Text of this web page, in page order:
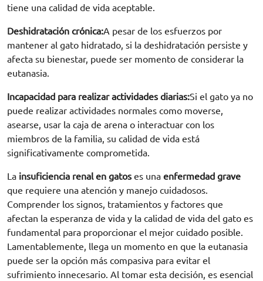
tiene una calidad de vida aceptable.
Deshidratación crónica:A pesar de los esfuerzos por
mantener al gato hidratado, si la deshidratación persiste y
afecta su bienestar, puede ser momento de considerar la
eutanasia.
Incapacidad para realizar actividades diarias:Si el gato ya no
puede realizar actividades normales como moverse,
asearse, usar la caja de arena o interactuar con los
miembros de la familia, su calidad de vida está
significativamente comprometida.
La insuficiencia renalen gatos es una enfermedad grave
que requiere una atención y manejo cuidadosos.
Comprender los signos, tratamientos y factores que
afectan la esperanza de vida y la calidad de vida del gato es
fundamental para proporcionar el mejor cuidado posible.
Lamentablemente, llega un momento en que la eutanasia
puede ser la opción más compasiva para evitar el
sufrimiento innecesario. Al tomar esta decisión, es esencial